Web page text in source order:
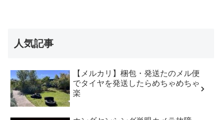
人気記事
【メルカリ】梱包・発送たのメル便
でタイヤを発送したらめちゃめちゃ
楽